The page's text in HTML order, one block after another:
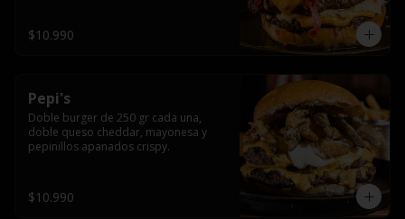
$10.990
Pepi's
Doble burger de 250 gr cada una,
doble queso cheddar, mayonesa y
pepinillos apanados crispy.
$10.990